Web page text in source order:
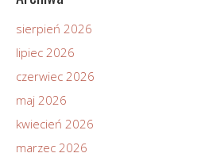
sierpień 2026
lipiec 2026
czerwiec 2026
maj 2026
kwiecień 2026
marzec 2026